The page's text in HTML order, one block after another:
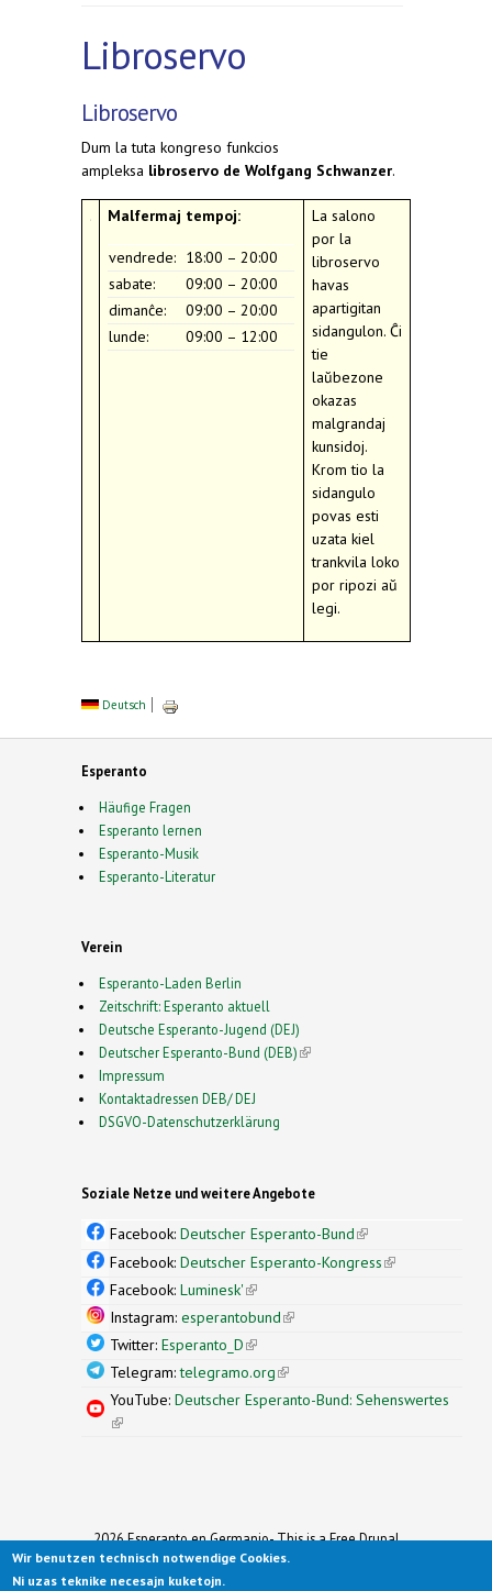
Libroservo
Libroservo
Dum la tuta kongreso funkcios
ampleksa libroservo de Wolfgang Schwanzer.
Malfermaj tempoj:
vendrede: 18:00 – 20:00
sabate:
09:00 – 20:00
dimanĉe:
09:00 – 20:00
lunde:
09:00 – 12:00
La salono
por la
libroservo
havas
apartigitan
sidangulon. Ĉi
tie
laŭbezone
okazas
malgrandaj
kunsidoj.
Krom tio la
sidangulo
povas esti
uzata kiel
trankvila loko
por ripozi aŭ
legi.
Deutsch
Esperanto
Häufige Fragen
Esperanto lernen
Esperanto-Musik
Esperanto-Literatur
Verein
Esperanto-Laden Berlin
Zeitschrift: Esperanto aktuell
Deutsche Esperanto-Jugend (DEJ)
Deutscher Esperanto-Bund (DEB)(link is external)
Impressum
Kontaktadressen DEB/ DEJ
DSGVO-Datenschutzerklärung
Soziale Netze und weitere Angebote
Facebook: Deutscher Esperanto-Bund(link is
external)
Facebook: Deutscher Esperanto-Kongress(link is
Facebook: Luminesk'(link is external)
Instagram: esperantobund(link is external)
Twitter: Esperanto_D(link is external)
Telegram:telegramo.org(link is external)
YouTube: Deutscher Esperanto-Bund: Sehenswertes
(link is external)
2026 Esperanto en Germanio- This is a Free Drupal
Theme
Ported to Drupal for the Open Source Community by
Wir benutzen technisch notwendige Cookies.
Ni uzas teknike necesajn kuketojn.